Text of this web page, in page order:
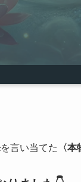
を言い当てた 〈本